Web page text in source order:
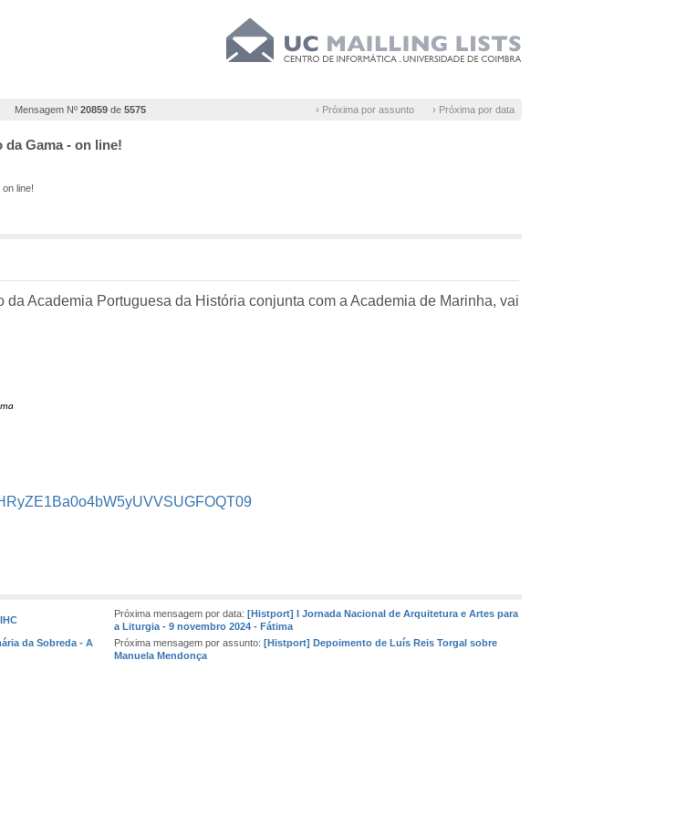
Mensagem Nº 20859 de 5575 › Próxima por assunto › Próxima por data
da Gama - on line!
line!
Academia Portuguesa da História conjunta com a Academia de Marinha, vai
Próxima mensagem por data: [Histport] I Jornada Nacional de Arquitetura e Artes para
a Liturgia - 9 novembro 2024 - Fátima
da Sobreda - A
Próxima mensagem por assunto: [Histport] Depoimento de Luís Reis Torgal sobre
Manuela Mendonça